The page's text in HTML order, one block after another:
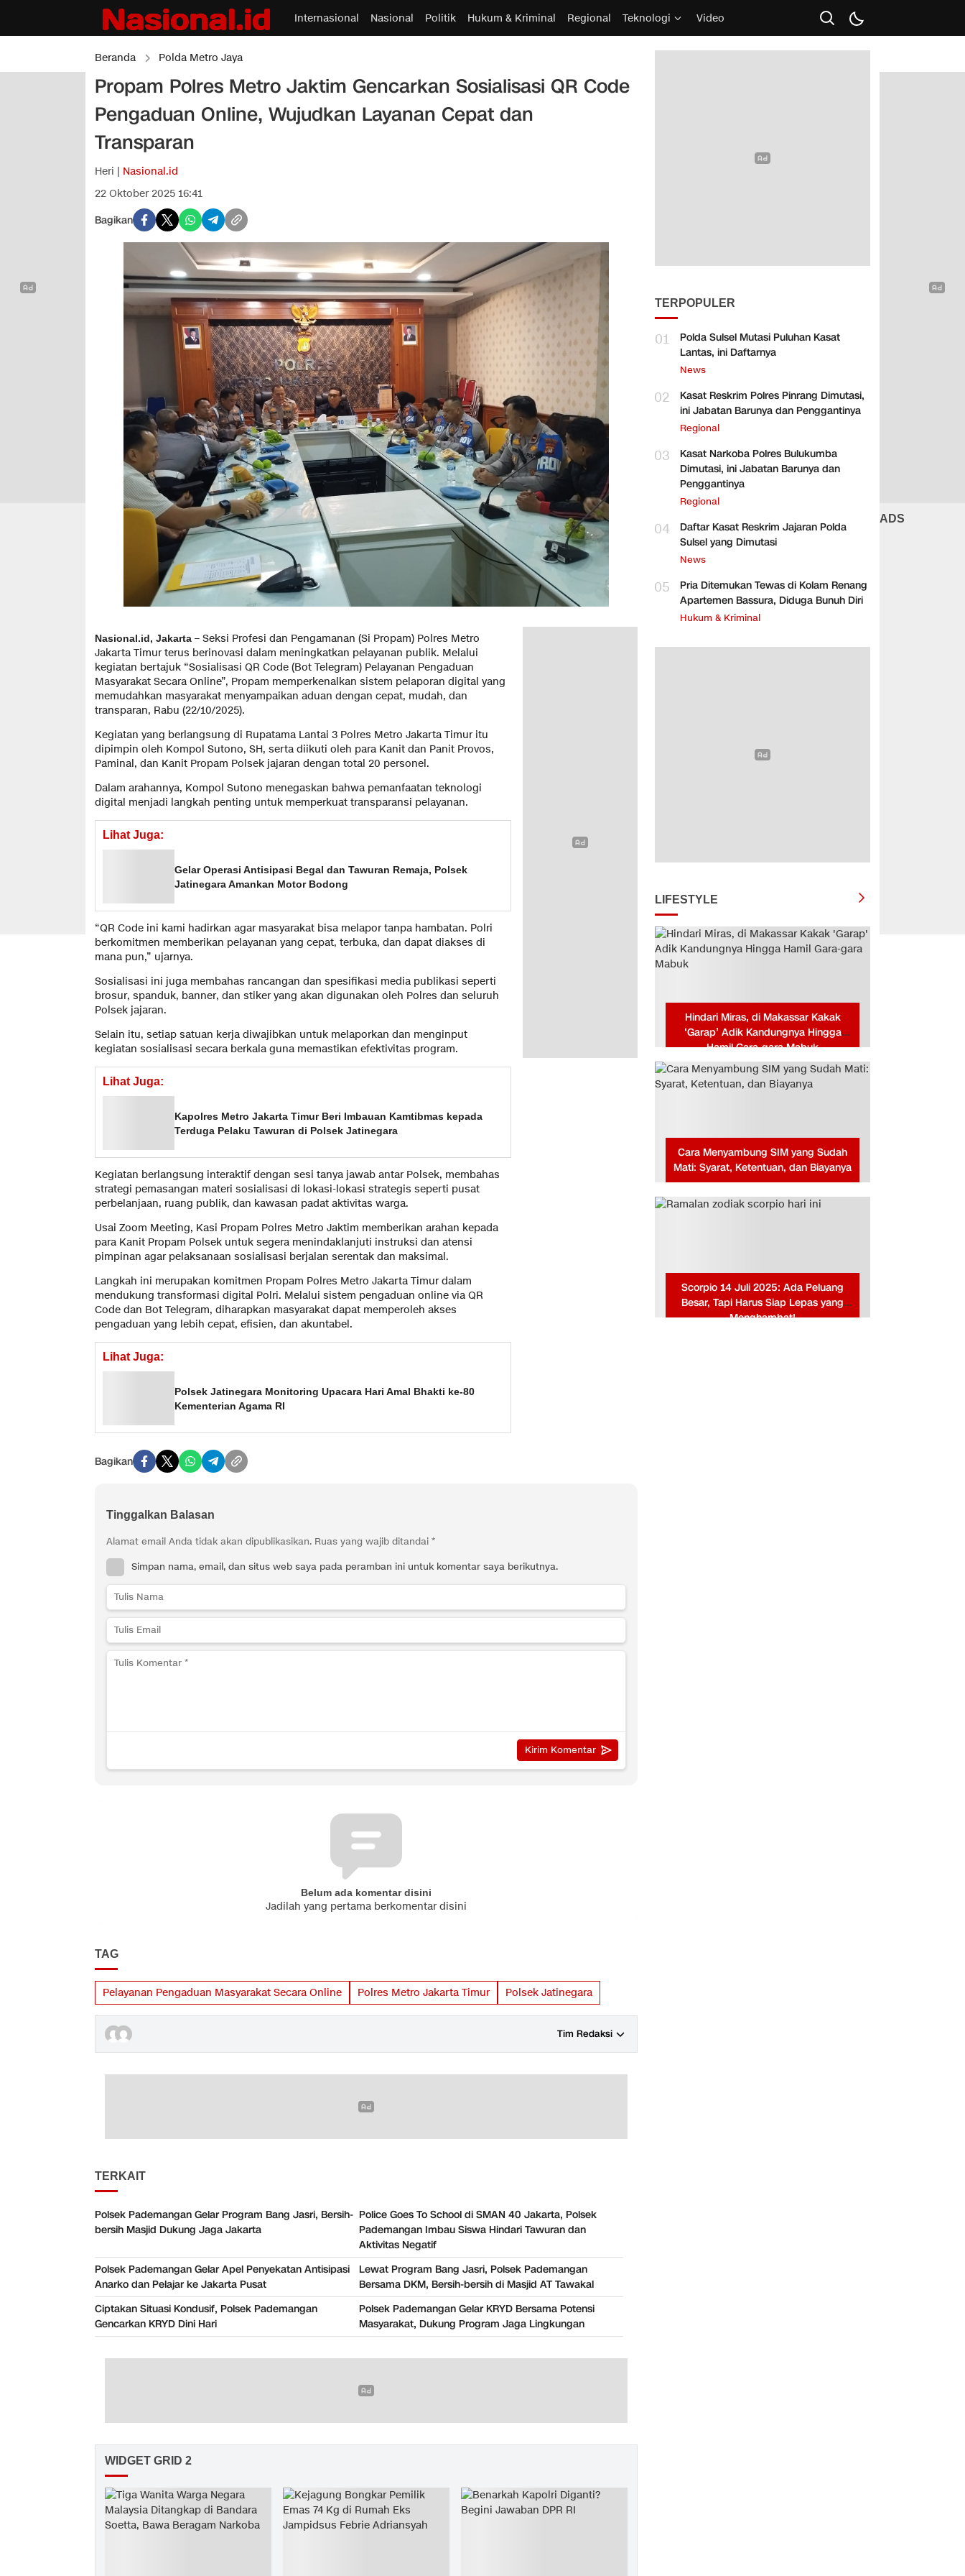
Internasional Nasional Politik Hukum & Kriminal Regional Teknologi Video
Beranda Polda Metro Jaya
Propam Polres Metro Jaktim Gencarkan Sosialisasi QR Code
Pengaduan Online, Wujudkan Layanan Cepat dan
Transparan
Heri | Nasional.id
22 Oktober 2025 16:41
Bagikan
Nasional.id, Jakarta – Seksi Profesi dan Pengamanan (Si Propam) Polres Metro
Jakarta Timur terus berinovasi dalam meningkatkan pelayanan publik. Melalui
kegiatan bertajuk “Sosialisasi QR Code (Bot Telegram) Pelayanan Pengaduan
Masyarakat Secara Online”, Propam memperkenalkan sistem pelaporan digital yang
memudahkan masyarakat menyampaikan aduan dengan cepat, mudah, dan
transparan, Rabu (22/10/2025).
Kegiatan yang berlangsung di Rupatama Lantai 3 Polres Metro Jakarta Timur itu
dipimpin oleh Kompol Sutono, SH, serta diikuti oleh para Kanit dan Panit Provos,
Paminal, dan Kanit Propam Polsek jajaran dengan total 20 personel.
Dalam arahannya, Kompol Sutono menegaskan bahwa pemanfaatan teknologi
digital menjadi langkah penting untuk memperkuat transparansi pelayanan.
Lihat Juga:
Gelar Operasi Antisipasi Begal dan Tawuran Remaja, Polsek
Jatinegara Amankan Motor Bodong
“QR Code ini kami hadirkan agar masyarakat bisa melapor tanpa hambatan. Polri
berkomitmen memberikan pelayanan yang cepat, terbuka, dan dapat diakses di
mana pun,” ujarnya.
Sosialisasi ini juga membahas rancangan dan spesifikasi media publikasi seperti
brosur, spanduk, banner, dan stiker yang akan digunakan oleh Polres dan seluruh
Polsek jajaran.
Selain itu, setiap satuan kerja diwajibkan untuk melaporkan dan menginput
kegiatan sosialisasi secara berkala guna memastikan efektivitas program.
Lihat Juga:
Kapolres Metro Jakarta Timur Beri Imbauan Kamtibmas kepada
Terduga Pelaku Tawuran di Polsek Jatinegara
Kegiatan berlangsung interaktif dengan sesi tanya jawab antar Polsek, membahas
strategi pemasangan materi sosialisasi di lokasi-lokasi strategis seperti pusat
perbelanjaan, ruang publik, dan kawasan padat aktivitas warga.
Usai Zoom Meeting, Kasi Propam Polres Metro Jaktim memberikan arahan kepada
para Kanit Propam Polsek untuk segera menindaklanjuti instruksi dan atensi
pimpinan agar pelaksanaan sosialisasi berjalan serentak dan maksimal.
Langkah ini merupakan komitmen Propam Polres Metro Jakarta Timur dalam
mendukung transformasi digital Polri. Melalui sistem pengaduan online via QR
Code dan Bot Telegram, diharapkan masyarakat dapat memperoleh akses
pengaduan yang lebih cepat, efisien, dan akuntabel.
Lihat Juga:
Polsek Jatinegara Monitoring Upacara Hari Amal Bhakti ke-80
Kementerian Agama RI
Bagikan
Tinggalkan Balasan
Alamat email Anda tidak akan dipublikasikan. Ruas yang wajib ditandai *
Simpan nama, email, dan situs web saya pada peramban ini untuk komentar saya berikutnya.
Belum ada komentar disini
Jadilah yang pertama berkomentar disini
TAG
Pelayanan Pengaduan Masyarakat Secara Online Polres Metro Jakarta Timur Polsek Jatinegara
Tim Redaksi
TERKAIT
Polsek Pademangan Gelar Program Bang Jasri, Bersih-
bersih Masjid Dukung Jaga Jakarta
Police Goes To School di SMAN 40 Jakarta, Polsek
Pademangan Imbau Siswa Hindari Tawuran dan
Aktivitas Negatif
Polsek Pademangan Gelar Apel Penyekatan Antisipasi
Anarko dan Pelajar ke Jakarta Pusat
Lewat Program Bang Jasri, Polsek Pademangan
Bersama DKM, Bersih-bersih di Masjid AT Tawakal
Ciptakan Situasi Kondusif, Polsek Pademangan
Gencarkan KRYD Dini Hari
Polsek Pademangan Gelar KRYD Bersama Potensi
Masyarakat, Dukung Program Jaga Lingkungan
WIDGET GRID 2
TERPOPULER
01
Polda Sulsel Mutasi Puluhan Kasat
Lantas, ini Daftarnya
News
02
Kasat Reskrim Polres Pinrang Dimutasi,
ini Jabatan Barunya dan Penggantinya
Regional
03
Kasat Narkoba Polres Bulukumba
Dimutasi, ini Jabatan Barunya dan
Penggantinya
Regional
04
Daftar Kasat Reskrim Jajaran Polda
Sulsel yang Dimutasi
News
05
Pria Ditemukan Tewas di Kolam Renang
Apartemen Bassura, Diduga Bunuh Diri
Hukum & Kriminal
LIFESTYLE
Hindari Miras, di Makassar Kakak
‘Garap’ Adik Kandungnya Hingga
Hamil Gara-gara Mabuk
Cara Menyambung SIM yang Sudah
Mati: Syarat, Ketentuan, dan Biayanya
Scorpio 14 Juli 2025: Ada Peluang
Besar, Tapi Harus Siap Lepas yang
Menghambat!
ADS